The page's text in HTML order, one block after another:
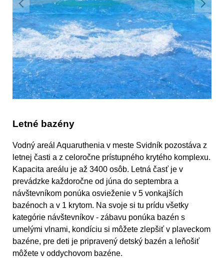
Letné bazény
Vodný areál Aquaruthenia v meste Svidník pozostáva z
letnej časti a z celoročne prístupného krytého komplexu.
Kapacita areálu je až 3400 osôb. Letná časť je v
prevádzke každoročne od júna do septembra a
návštevníkom ponúka osvieženie v 5 vonkajších
bazénoch a v 1 krytom. Na svoje si tu prídu všetky
kategórie návštevníkov - zábavu ponúka bazén s
umelými vlnami, kondíciu si môžete zlepšiť v plaveckom
bazéne, pre deti je pripravený detský bazén a leňošiť
môžete v oddychovom bazéne.